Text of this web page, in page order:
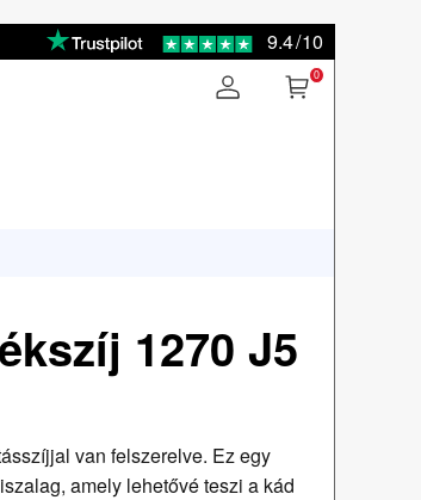
9.4/10
0
1270 J5
van felszerelve. Ez egy
amely lehetővé teszi a kád